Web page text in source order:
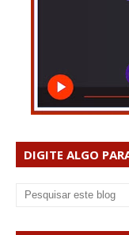
DIGITE ALGO